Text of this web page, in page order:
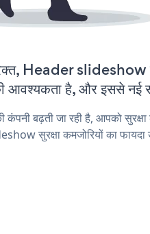
Header slideshow
है, और इससे नई
बढ़ती जा रही है, आपको
सुरक्षा कमजोरियों का